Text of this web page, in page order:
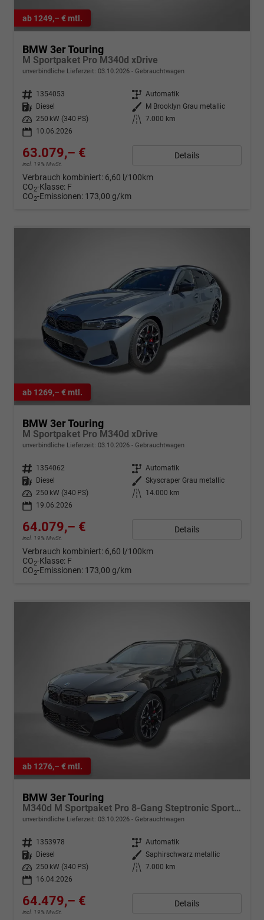
ab 1249,– € mtl.
BMW 3er Touring
M Sportpaket Pro M340d xDrive
unverbindliche Lieferzeit: 03.10.2026 Gebrauchtwagen
Fahrzeugnr. 1354053 Getriebe Automatik
Kraftstoff
Diesel Außenfarbe
M Brooklyn Grau metallic
Leistung
250 kW (340 PS) Kilometerstand
7.000 km
10.06.2026
63.079,– €
incl. 19% MwSt.
Details
Verbrauch kombiniert: 6,60 l/100km
CO2-Klasse: F
CO2-Emissionen: 173,00 g/km
ab 1269,– € mtl.
BMW 3er Touring
M Sportpaket Pro M340d xDrive
unverbindliche Lieferzeit: 03.10.2026 Gebrauchtwagen
Fahrzeugnr. 1354062 Getriebe Automatik
Kraftstoff
Diesel Außenfarbe Skyscraper Grau metallic
Leistung
250 kW (340 PS) Kilometerstand
14.000 km
19.06.2026
64.079,– €
incl. 19% MwSt.
Details
Verbrauch kombiniert: 6,60 l/100km
CO2-Klasse: F
CO2-Emissionen: 173,00 g/km
ab 1276,– € mtl.
BMW 3er Touring
M340d M Sportpaket Pro 8-Gang Steptronic Sport Getriebe xD
unverbindliche Lieferzeit: 03.10.2026 Gebrauchtwagen
Fahrzeugnr. 1353978 Getriebe Automatik
Kraftstoff
Diesel Außenfarbe Saphirschwarz metallic
Leistung
250 kW (340 PS) Kilometerstand
7.000 km
16.04.2026
64.479,– €
incl. 19% MwSt.
Details